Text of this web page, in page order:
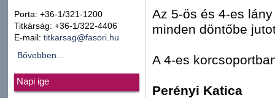
Porta: +36-1/321-1200
Titkárság: +36-1/322-4406
E-mail: titkarsag@fasori.hu
Bővebben...
Napi ige
Az 5-ös és 4-es
minden döntőbe
A 4-es
Perényi Katica